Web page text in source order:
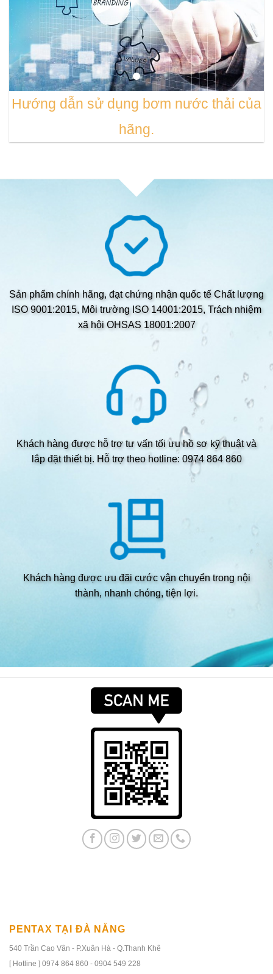
Hướng dẫn sử dụng bơm nước thải của
hãng.
Sản phẩm chính hãng, đạt chứng nhận quốc tế Chất lượng
ISO 9001:2015, Môi trường ISO 14001:2015, Trách nhiệm
xã hội OHSAS 18001:2007
Khách hàng được hỗ trợ tư vấn tối ưu hồ sơ kỹ thuật và
lắp đặt thiết bị. Hỗ trợ theo hotline: 0974 864 860
Khách hàng được ưu đãi cước vận chuyển trong nội
thành, nhanh chóng, tiện lợi.
PENTAX TẠI ĐÀ NẴNG
540 Trần Cao Vân - P.Xuân Hà - Q.Thanh Khê
[ Hotline ] 0974 864 860 - 0904 549 228